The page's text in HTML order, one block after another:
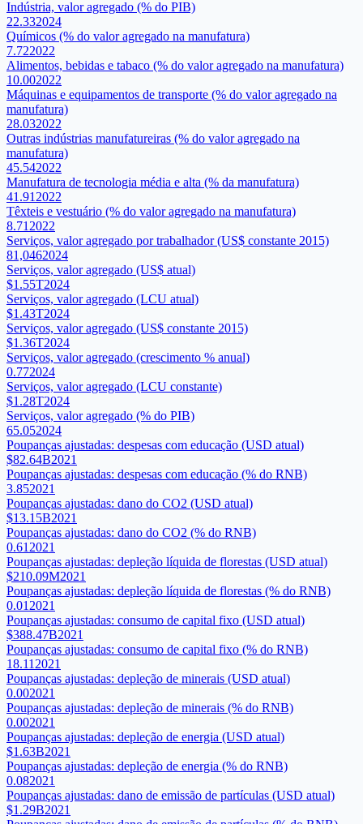
Indústria, valor agregado (% do PIB)
22.332024
Químicos (% do valor agregado na manufatura)
7.722022
Alimentos, bebidas e tabaco (% do valor agregado na manufatura)
10.002022
Máquinas e equipamentos de transporte (% do valor agregado na
manufatura)
28.032022
Outras indústrias manufatureiras (% do valor agregado na
manufatura)
45.542022
Manufatura de tecnologia média e alta (% da manufatura)
41.91 2022
Têxteis e vestuário (% do valor agregado na manufatura)
8.71 2022
Serviços, valor agregado por trabalhador (US$ constante 2015)
81,0462024
Serviços, valor agregado (US$ atual)
$1.55T2024
Serviços, valor agregado (LCU atual)
$1.43T2024
Serviços, valor agregado (US$ constante 2015)
$1.36T2024
Serviços, valor agregado (crescimento % anual)
0.772024
Serviços, valor agregado (LCU constante)
$1.28T2024
Serviços, valor agregado (% do PIB)
65.052024
Poupanças ajustadas: despesas com educação (USD atual)
$82.64B2021
Poupanças ajustadas: despesas com educação (% do RNB)
3.852021
Poupanças ajustadas: dano do CO2 (USD atual)
$13.15B2021
Poupanças ajustadas: dano do CO2 (% do RNB)
0.61 2021
Poupanças ajustadas: depleção líquida de florestas (USD atual)
$210.09M2021
Poupanças ajustadas: depleção líquida de florestas (% do RNB)
0.01 2021
Poupanças ajustadas: consumo de capital fixo (USD atual)
$388.47B2021
Poupanças ajustadas: consumo de capital fixo (% do RNB)
18.11 2021
Poupanças ajustadas: depleção de minerais (USD atual)
0.002021
Poupanças ajustadas: depleção de minerais (% do RNB)
0.002021
Poupanças ajustadas: depleção de energia (USD atual)
$1.63B2021
Poupanças ajustadas: depleção de energia (% do RNB)
0.082021
Poupanças ajustadas: dano de emissão de partículas (USD atual)
$1.29B2021